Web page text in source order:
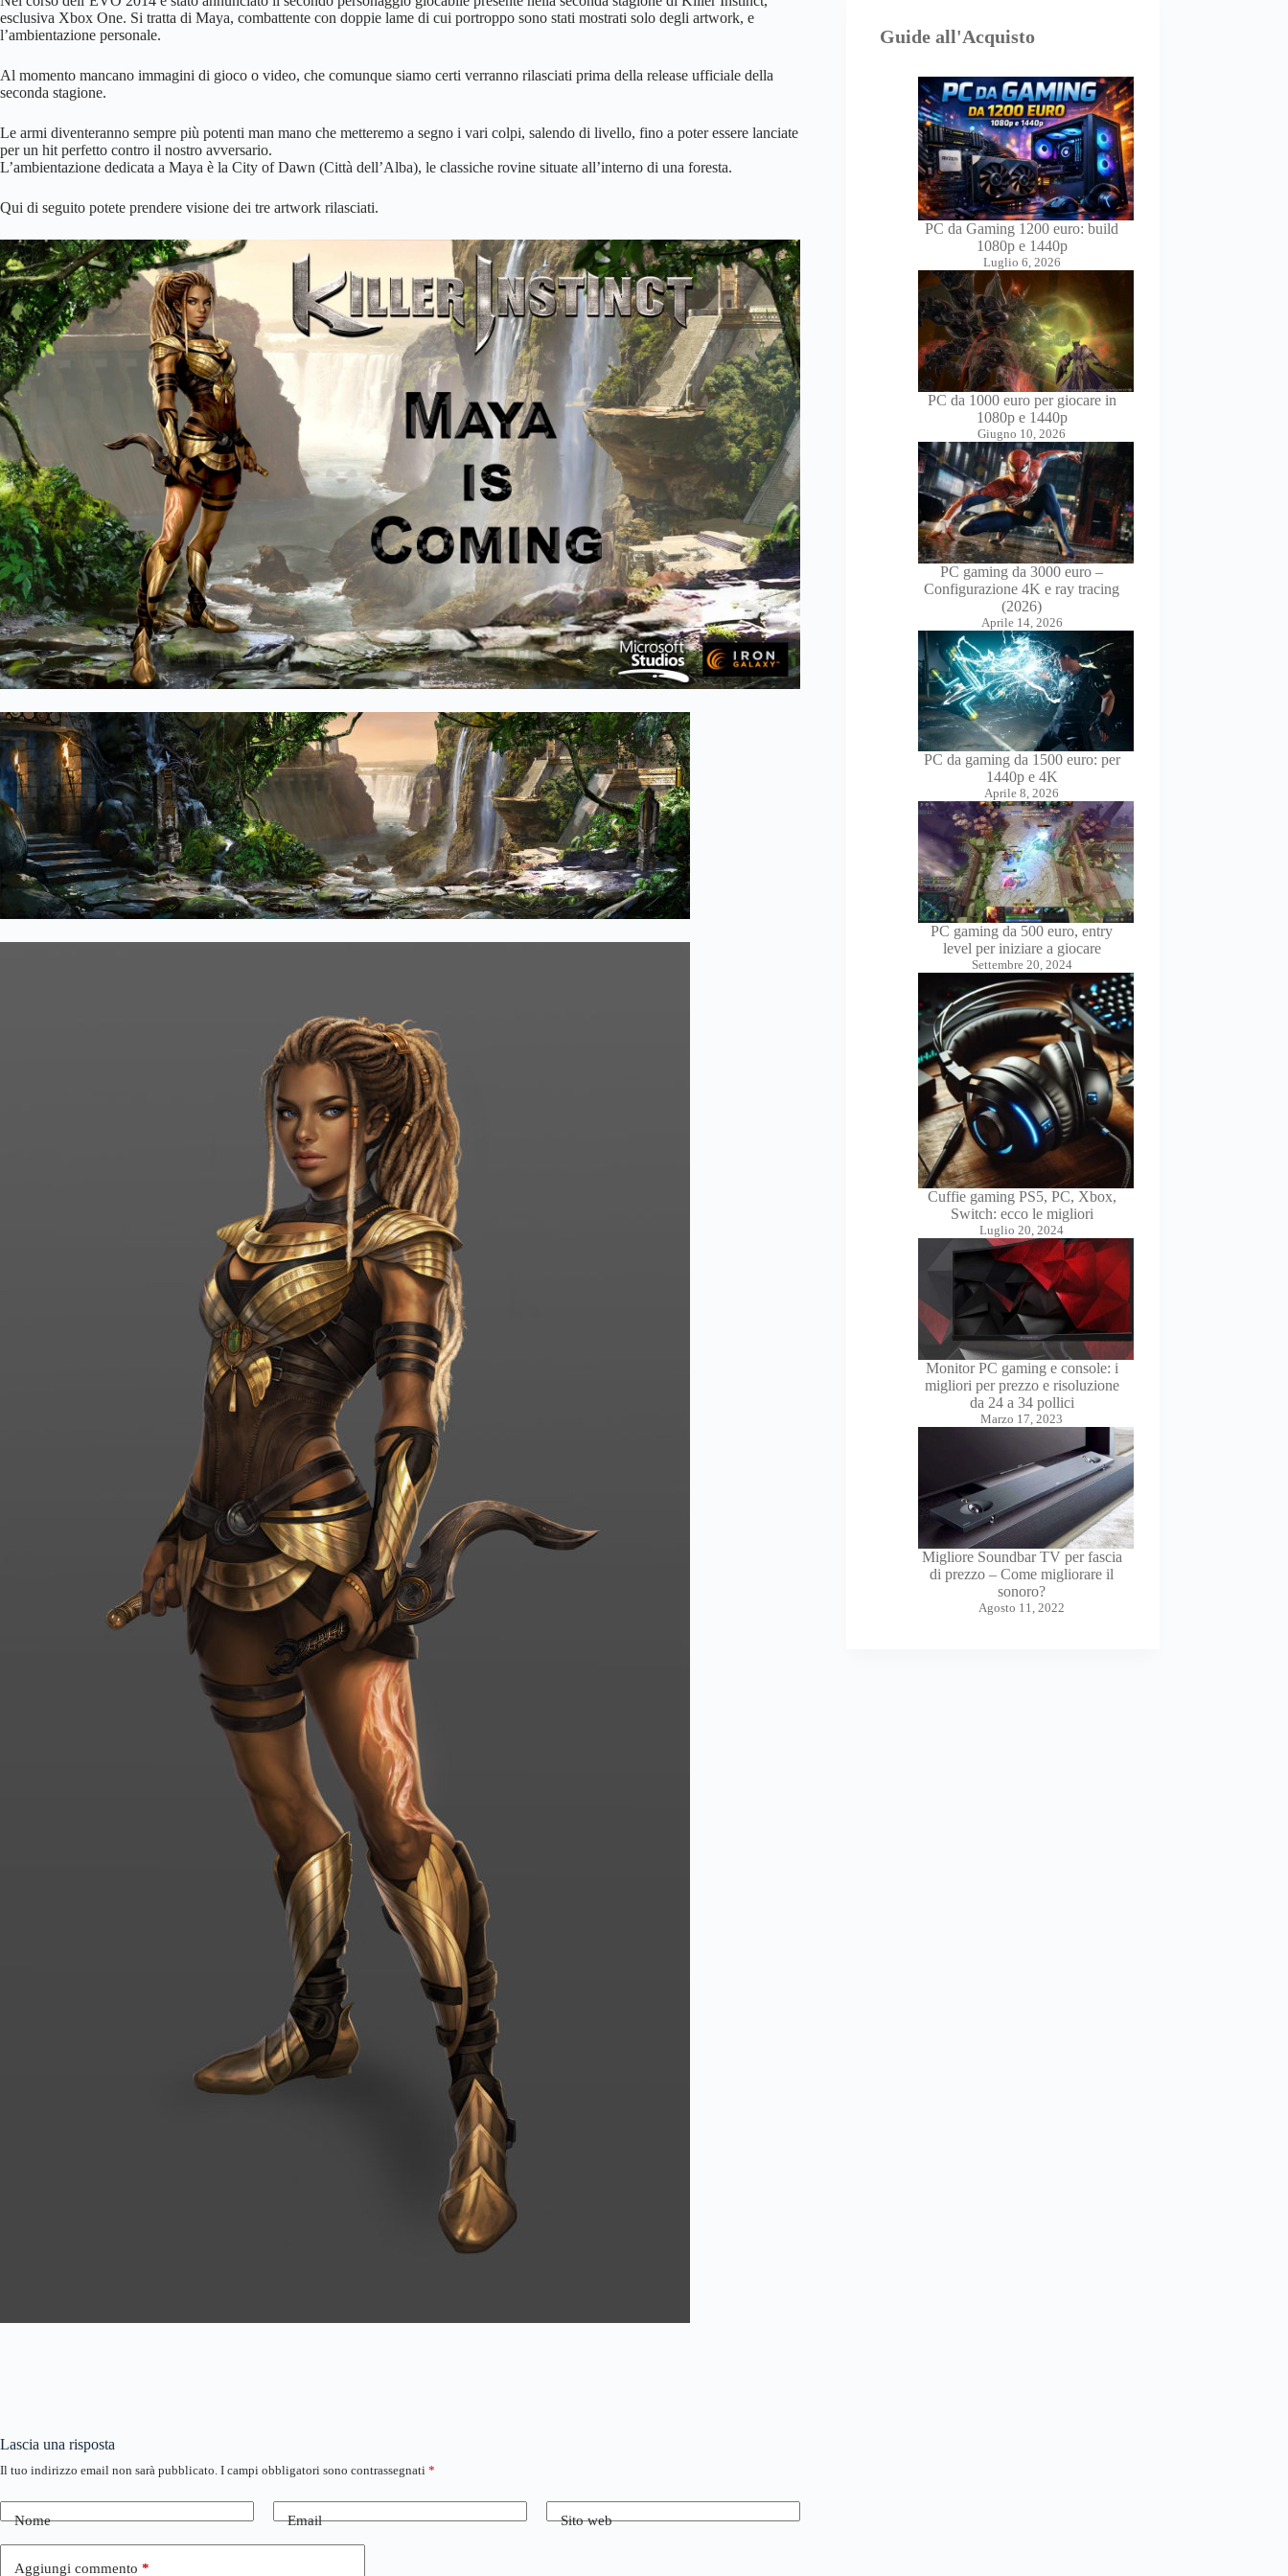
esclusiva Xbox One. Si tratta di Maya, combattente con doppie lame di cui portroppo sono stati mostrati solo degli artwork, e
l’ambientazione personale.
Al momento mancano immagini di gioco o video, che comunque siamo certi verranno rilasciati prima della release ufficiale della
seconda stagione.
Le armi diventeranno sempre più potenti man mano che metteremo a segno i vari colpi, salendo di livello, fino a poter essere lanciate
per un hit perfetto contro il nostro avversario.
L’ambientazione dedicata a Maya è la City of Dawn (Città dell’Alba), le classiche rovine situate all’interno di una foresta.
Qui di seguito potete prendere visione dei tre artwork rilasciati.
Guide all'Acquisto
PC da Gaming 1200 euro: build
1080p e 1440p
Luglio 6, 2026
PC da 1000 euro per giocare in
1080p e 1440p
Giugno 10, 2026
PC gaming da 3000 euro –
Configurazione 4K e ray tracing
(2026)
Aprile 14, 2026
PC da gaming da 1500 euro: per
1440p e 4K
Aprile 8, 2026
PC gaming da 500 euro, entry
level per iniziare a giocare
Settembre 20, 2024
Cuffie gaming PS5, PC, Xbox,
Switch: ecco le migliori
Luglio 20, 2024
Monitor PC gaming e console: i
migliori per prezzo e risoluzione
da 24 a 34 pollici
Marzo 17, 2023
Migliore Soundbar TV per fascia
di prezzo – Come migliorare il
sonoro?
Agosto 11, 2022
Lascia una risposta
Il tuo indirizzo email non sarà pubblicato. I campi obbligatori sono contrassegnati *
Nome Email Sito web
Aggiungi commento *